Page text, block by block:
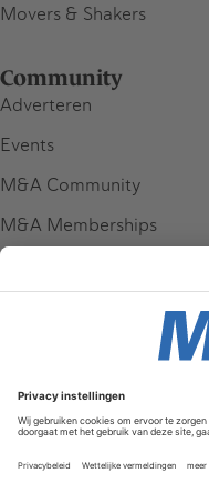
Movers & Shakers
Community
Adverteren
Events
M&A Community
M&A Memberships
Service & Contact
Contact
FAQ